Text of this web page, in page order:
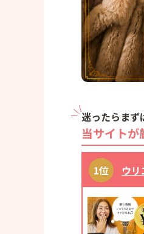
迷ったらまず
当サイトが
ウ